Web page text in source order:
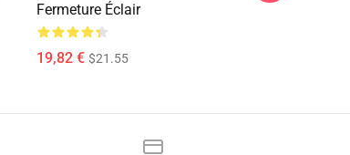
Fermeture Éclair
19,82 € $21.55